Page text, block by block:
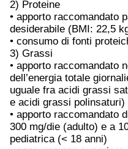
2) Proteine
• apporto raccomandato
desiderabile (BMI: 22,5
• consumo di fonti
3) Grassi
• apporto raccomandato
dell’energia totale
uguale fra acidi grassi
e acidi grassi polinsaturi)
• apporto raccomandato
300 mg/die (adulto) e a
pediatrica (< 18 anni)